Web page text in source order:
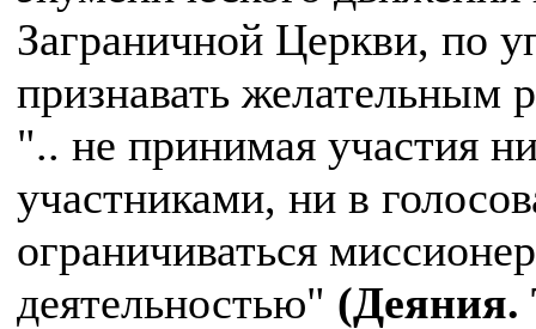
Заграничной Церкви, по
признавать
".. не принимая участия
участниками, ни в
ограничиваться
деятельностью" (Деяния.